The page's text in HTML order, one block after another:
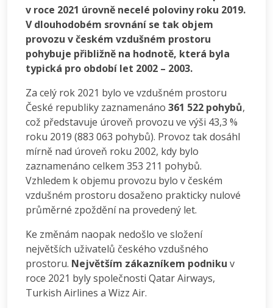
v roce 2021 úrovně necelé poloviny roku 2019.
V dlouhodobém srovnání se tak objem
provozu v českém vzdušném prostoru
pohybuje přibližně na hodnotě, která byla
typická pro období let 2002 – 2003.
Za celý rok 2021 bylo ve vzdušném prostoru
České republiky zaznamenáno 361 522 pohybů,
což představuje úroveň provozu ve výši 43,3 %
roku 2019 (883 063 pohybů). Provoz tak dosáhl
mírně nad úroveň roku 2002, kdy bylo
zaznamenáno celkem 353 211 pohybů.
Vzhledem k objemu provozu bylo v českém
vzdušném prostoru dosaženo prakticky nulové
průměrné zpoždění na provedený let.
Ke změnám naopak nedošlo ve složení
největších uživatelů českého vzdušného
prostoru. Největším zákazníkem podniku v
roce 2021 byly společnosti Qatar Airways,
Turkish Airlines a Wizz Air.